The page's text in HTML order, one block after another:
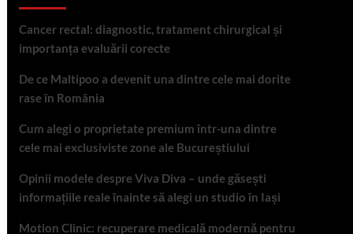
Cancer rectal: diagnostic, tratament chirurgical și
importanța evaluării corecte
De ce Maltipoo a devenit una dintre cele mai dorite
rase în România
Cum alegi o proprietate premium într-una dintre
cele mai exclusiviste zone ale Bucureștiului
Opinii modele despre Viva Diva – unde găsești
informațiile reale înainte să alegi un studio în Iași
Motion Clinic: recuperare medicală modernă pentru